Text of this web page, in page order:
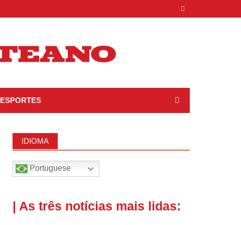
ESPORTES
IDIOMA
Portuguese
| As três notícias mais lidas: